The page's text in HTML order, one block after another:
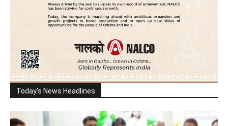
Today's News Headlines